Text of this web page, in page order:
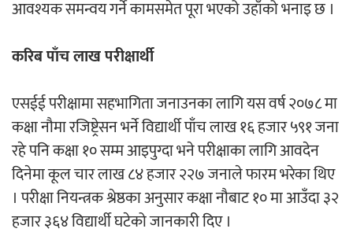
आवश्यक समन्वय गर्ने कामसमेत पूरा भएको उहाँको भनाइ छ ।
करिब पाँच लाख परीक्षार्थी
एसईई परीक्षामा सहभागिता जनाउनका लागि यस वर्ष २०७८ मा
कक्षा नौमा रजिष्ट्रेसन भर्ने विद्यार्थी पाँच लाख १६ हजार ५९१ जना
रहे पनि कक्षा १० सम्म आइपुग्दा भने परीक्षाका लागि आवदेन
दिनेमा कूल चार लाख ८४ हजार २२७ जनाले फारम भरेका थिए
। परीक्षा नियन्त्रक श्रेष्ठका अनुसार कक्षा नौबाट १० मा आउँदा ३२
हजार ३६४ विद्यार्थी घटेको जानकारी दिए ।